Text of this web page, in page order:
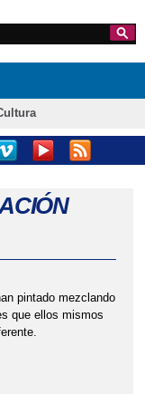
de
GUADALAJARA Y
pintado mezclando
que ellos mismos